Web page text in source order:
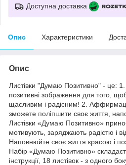
Доступна доставка
Опис Характеристики
Опис
Листівки "Думаю Позитивно" - це: 1.
позитивні зображення для того,
щасливим і радісним! 2.
зможете поліпшити своє життя,
Листівки «Думаю Позитивно»
мотивують, заряджають радістю і
Наповнюйте своє життя красою і
Набір «Думаю Позитивно»
інструкції, 18 листівок - з одного